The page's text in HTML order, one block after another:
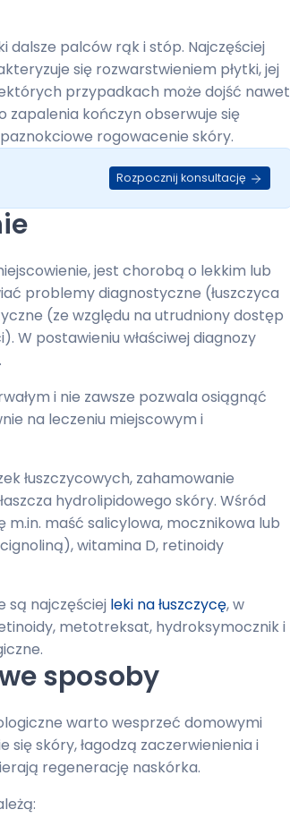
dalsze palców rąk i stóp. Najczęściej
się rozwarstwieniem płytki, jej
przypadkach może dojść nawet
kończyn obserwuje się
rogowacenie skóry.
Rozpocznij konsultację
jest chorobą o lekkim lub
problemy diagnostyczne (łuszczyca
(ze względu na utrudniony dostęp
W postawieniu właściwej diagnozy
i nie zawsze pozwala osiągnąć
na leczeniu miejscowym i
łuszczycowych, zahamowanie
hydrolipidowego skóry. Wśród
maść salicylowa, mocznikowa lub
witamina D, retinoidy
są najczęściej leki na łuszczycę, w
metotreksat, hydroksymocznik i
sposoby
warto wesprzeć domowymi
skóry, łagodzą zaczerwienienia i
regenerację naskórka.